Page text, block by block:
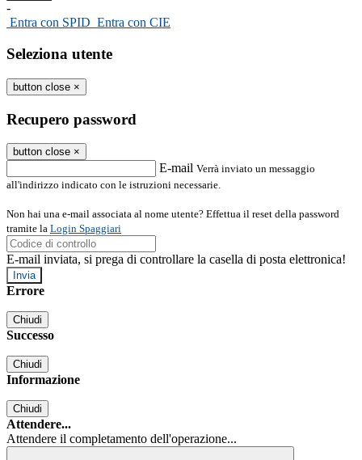
-
Entra con SPID Entra con CIE
Seleziona utente
button close ×
Recupero password
button close ×
E-mail Verrà inviato un messaggio
all'indirizzo indicato con le istruzioni necessarie.
Non hai una e-mail associata al nome utente? Effettua il reset della password
tramite la Login Spaggiari
E-mail inviata, si prega di controllare la casella di posta elettronica!
Errore
Chiudi
Successo
Chiudi
Informazione
Chiudi
Attendere...
Attendere il completamento dell'operazione...